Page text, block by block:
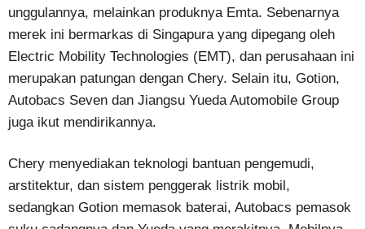
unggulannya, melainkan produknya Emta. Sebenarnya
merek ini bermarkas di Singapura yang dipegang oleh
Electric Mobility Technologies (EMT), dan perusahaan ini
merupakan patungan dengan Chery. Selain itu, Gotion,
Autobacs Seven dan Jiangsu Yueda Automobile Group
juga ikut mendirikannya.
Chery menyediakan teknologi bantuan pengemudi,
arstitektur, dan sistem penggerak listrik mobil,
sedangkan Gotion memasok baterai, Autobacs pemasok